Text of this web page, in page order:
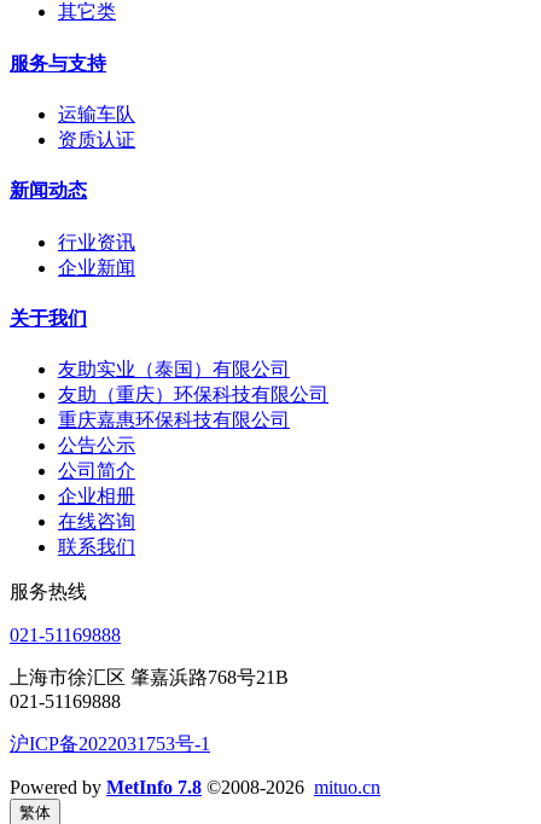
其它类
服务与支持
运输车队
资质认证
新闻动态
行业资讯
企业新闻
关于我们
友助实业（泰国）有限公司
友助（重庆）环保科技有限公司
重庆嘉惠环保科技有限公司
公告公示
公司简介
企业相册
在线咨询
联系我们
服务热线
021-51169888
上海市徐汇区 肇嘉浜路768号21B
021-51169888
沪ICP备2022031753号-1
Powered by MetInfo 7.8 ©2008-2026 mituo.cn
繁体